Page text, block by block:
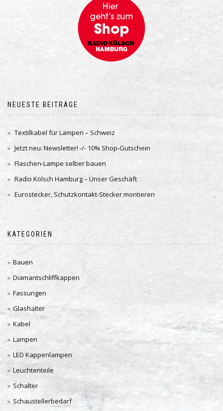
NEUESTE BEITRÄGE
Textilkabel für Lampen – Schweiz
Jetzt neu: Newsletter! -/- 10% Shop-Gutschein
Flaschen-Lampe selber bauen
Radio Kölsch Hamburg – Unser Geschäft
Eurostecker, Schutzkontakt-Stecker montieren
KATEGORIEN
Bauen
Diamantschliffkappen
Fassungen
Glashalter
Kabel
Lampen
LED Kappenlampen
Leuchtenteile
Schalter
Schaustellerbedarf